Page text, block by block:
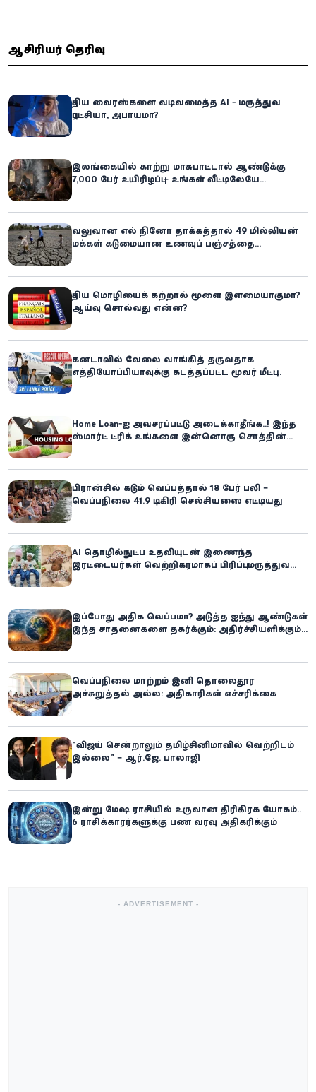
ஆசிரியர் தெரிவு
புதிய வைரஸ்களை வடிவமைத்த AI - மருத்துவ
புரட்சியா, அபாயமா?
இலங்கையில் காற்று மாசுபாட்டால் ஆண்டுக்கு
7,000 பேர் உயிரிழப்பு – உங்கள் வீட்டிலேயே
வலுவான எல் நினோ தாக்கத்தால் 49 மில்லியன்
மக்கள் கடுமையான உணவுப் பஞ்சத்தை
புதிய மொழியைக் கற்றால் மூளை இளமையாகுமா?
ஆய்வு சொல்வது என்ன?
கனடாவில் வேலை வாங்கித் தருவதாக
எத்தியோப்பியாவுக்கு கடத்தப்பட்ட மூவர் மீட்பு:
Home Loan-ஐ அவசரப்பட்டு அடைக்காதீங்க..! இந்த
ஸ்மார்ட் ட்ரிக் உங்களை இன்னொரு சொத்தின்
பிரான்சில் கடும் வெப்பத்தால் 18 பேர் பலி –
வெப்பநிலை 41.9 டிகிரி செல்சியஸை எட்டியது
AI தொழில்நுட்ப உதவியுடன் இணைந்த
இரட்டையர்கள் வெற்றிகரமாகப் பிரிப்பு: மருத்துவ
இப்போது அதிக வெப்பமா? அடுத்த ஐந்து ஆண்டுகள்
இந்த சாதனைகளை தகர்க்கும்: அதிர்ச்சியளிக்கும்
வெப்பநிலை மாற்றம் இனி தொலைதூர
அச்சுறுத்தல் அல்ல: அதிகாரிகள் எச்சரிக்கை
“விஜய் சென்றாலும் தமிழ்சினிமாவில் வெற்றிடம்
இல்லை” – ஆர்.ஜே. பாலாஜி
இன்று மேஷ ராசியில் உருவான திரிகிரக யோகம்..
6 ராசிக்காரர்களுக்கு பண வரவு அதிகரிக்கும்
- ADVERTISEMENT -